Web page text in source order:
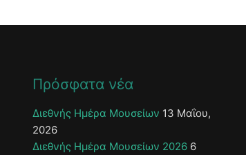
Πρόσφατα νέα
Διεθνής Ημέρα Μουσείων 13 Μαΐου,
2026
Διεθνής Ημέρα Μουσείων 2026 6